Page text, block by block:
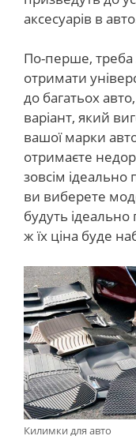
аксесуарів в
По-перше, треба
отримати
до багатьох
варіант, який
вашої марки
отримаєте
зовсім
ви виберете
будуть
ж їх ціна буде
Килимки для авто